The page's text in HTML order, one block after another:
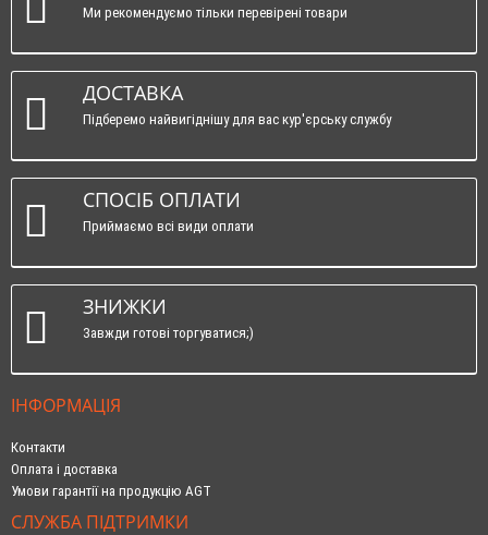
Ми рекомендуємо тільки перевірені товари
ДОСТАВКА
Підберемо найвигіднішу для вас кур'єрську службу
СПОСІБ ОПЛАТИ
Приймаємо всі види оплати
ЗНИЖКИ
Завжди готові торгуватися;)
ІНФОРМАЦІЯ
Контакти
Оплата і доставка
Умови гарантії на продукцію AGT
СЛУЖБА ПІДТРИМКИ